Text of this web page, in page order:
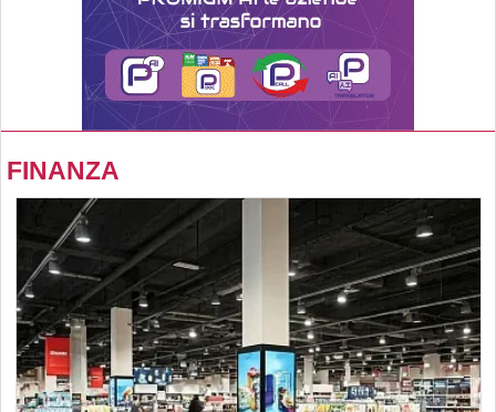
FINANZA